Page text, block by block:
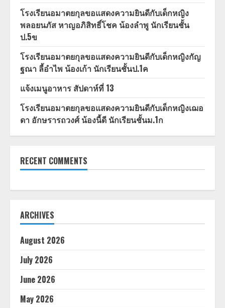
โรงเรียนอมาตยกุลขอแสดงความยินดีกับเด็กหญิง
พลอยนภัส หาญอภิสิทธิ์โชค น้องลำพู นักเรียนชั้น
ป.5ข
โรงเรียนอมาตยกุลขอแสดงความยินดีกับเด็กหญิงกัญ
ฐณา ลี้อำไพ น้องเก้า นักเรียนชั้นป.1ค
แจ้งเมนูอาหาร สัปดาห์ที่ 13
โรงเรียนอมาตยกุลขอแสดงความยินดีกับเด็กหญิงเฌอ
ดา อักษรารถวงศ์ น้องนี้ดี นักเรียนชั้นม.1ก
RECENT COMMENTS
ARCHIVES
August 2026
July 2026
June 2026
May 2026